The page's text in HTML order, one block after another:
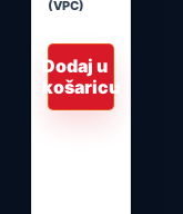
(VPC)
Dodaj u
košaricu